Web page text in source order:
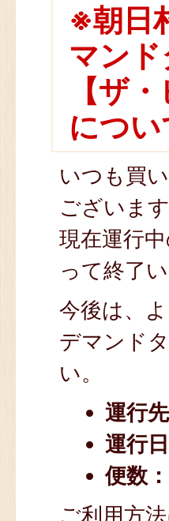
※朝日
マン
【ザ
につ
いつも買
ございます
現在運行
って終了
今後は、
デマンド
い。
運行先
運行日
便数：
ご利用方